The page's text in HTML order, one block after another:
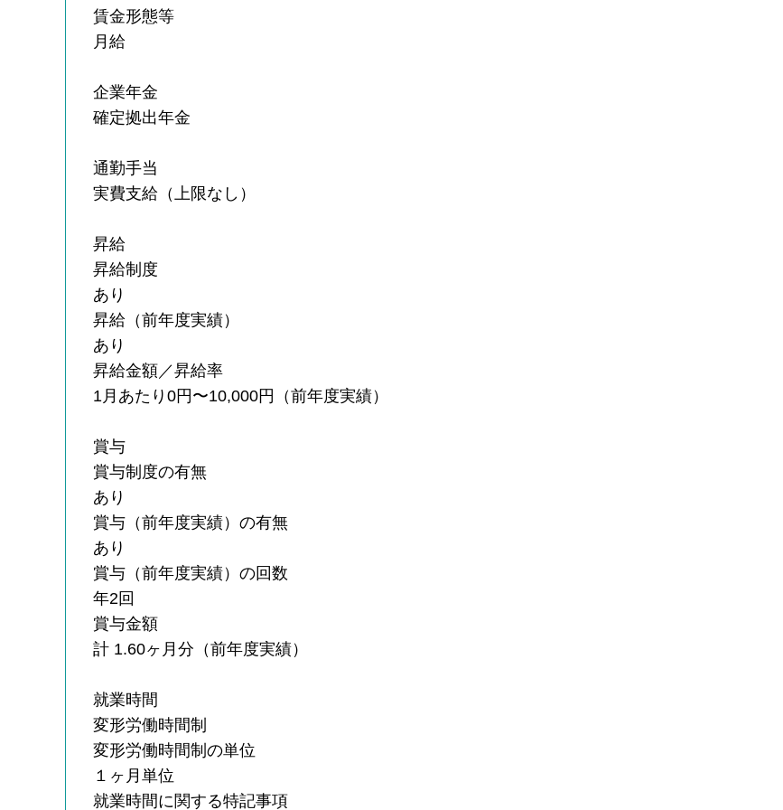
賃金形態等
月給
企業年金
確定拠出年金
通勤手当
実費支給（上限なし）
昇給
昇給制度
あり
昇給（前年度実績）
あり
昇給金額／昇給率
1月あたり0円〜10,000円（前年度実績）
賞与
賞与制度の有無
あり
賞与（前年度実績）の有無
あり
賞与（前年度実績）の回数
年2回
賞与金額
計 1.60ヶ月分（前年度実績）
就業時間
変形労働時間制
変形労働時間制の単位
１ヶ月単位
就業時間に関する特記事項